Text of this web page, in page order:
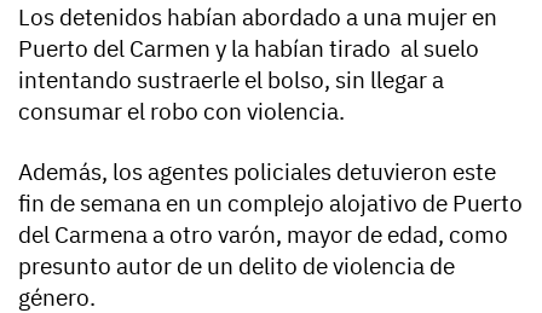
Los detenidos habían abordado a una mujer en
Puerto del Carmen y la habían tirado al suelo
intentando sustraerle el bolso, sin llegar a
consumar el robo con violencia.
Además, los agentes policiales detuvieron este
fin de semana en un complejo alojativo de Puerto
del Carmena a otro varón, mayor de edad, como
presunto autor de un delito de violencia de
género.